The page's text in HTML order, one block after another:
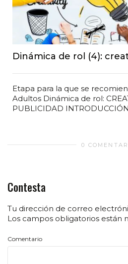
Dinámica de rol (4):
Etapa para la que se
Adultos Dinámica de rol:
PUBLICIDAD
0
Contesta
Tu dirección de correo
Los campos obligatorios están
Comentario